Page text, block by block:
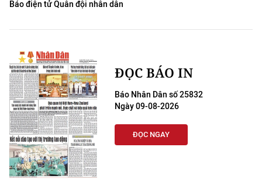
Báo điện tử Quân đội nhân dân
ĐỌC BÁO IN
Báo Nhân Dân số 25832
Ngày 09-08-2026
ĐỌC NGAY